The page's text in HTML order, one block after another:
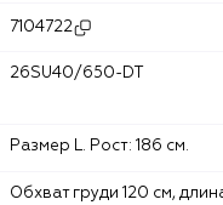
7104722
26SU40/650-DT
Размер L. Рост: 186 см.
Обхват груди 120 см, длина